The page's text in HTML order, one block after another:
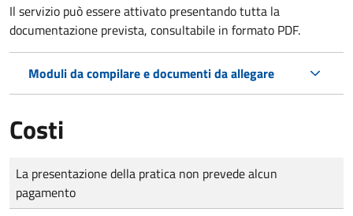
Il servizio può essere attivato presentando tutta la
documentazione prevista, consultabile in formato PDF.
Moduli da compilare e documenti da allegare
Costi
Tipo di pagamento
Importo
La presentazione della pratica non prevede alcun
pagamento